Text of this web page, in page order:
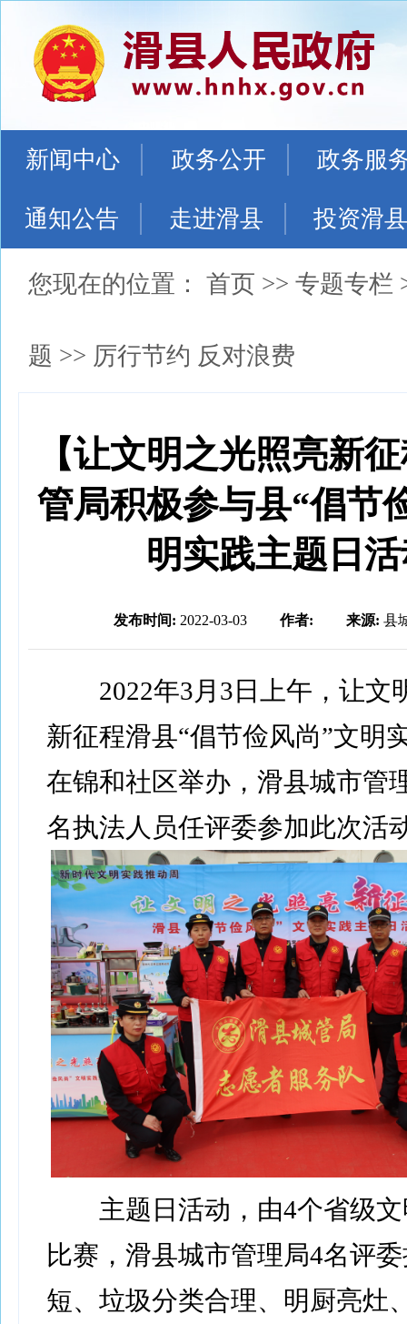
新闻中心 政务公开 政务服
通知公告 走进滑县 投资滑县
您现在的位置： 首页 >> 专题专栏
题 >> 厉行节约 反对浪费
【让文明之光照亮新
管局积极参与县“倡节
明实践主题日
发布时间: 2022-03-03 作者: 来源: 县
2022年3月3日上午，让文
新征程滑县“倡节俭风尚”文明
在锦和社区举办，滑县城市管
名执法人员任评委参加此次活
主题日活动，由4个省级文
比赛，滑县城市管理局4名评
短、垃圾分类合理、明厨亮灶